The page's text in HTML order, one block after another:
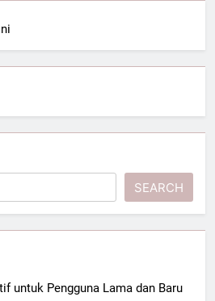
SEARCH
untuk Pengguna Lama dan Baru